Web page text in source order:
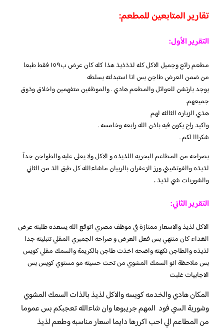
تقارير المتابعين للمطعم:
التقرير الأول:
مطعم رائع وجميل الاكل كله لذذذيذ هذا كله كان عرض ب١٥٩ فقط طبعا
من ضمن العرض طاجن بس انا استبدلته بسلطه
يوجد بارتشن للعوائل والمطعم هادي . والموظفين متفهمين واخلاق وذوق
جميعهم.
هذي الزياره الثالثه لهم
واكيد راح يكون فيه باذن الله رابعه وخامسه .
شكرااا لكم .
بصراحه من المطاعم البحريه اللذيذه و الاكل ولا يعلى عليه والطواجن جداً
لذيذه والفوتشيني ورز الزعفران بالربيان ماشاءالله كل طبق الذ من الثاني
والشوربات شي لذيذ ،
التقرير الثاني:
الاكل لذيذ والاسعار ممتازة في موظف مصري اتوقع الله يسعده طلبته عرض
الغداء كان منتهي بس فعل العرض و صراحه الجمبري المقلي تتبليته جدا
لذيذه والطاجن نكهته واضحه اخذت طاجن بالكريمة والسمك مقلي كويس
بس ملاحظة انو السمك المشوي من تحت حسيته مو مستوي كويس بس
الاجابيات غلبت
المكان هادي والخدمه كويسه والاكل لذيذ بالذات السمك المشوي
وشوربة السي فود المهم جريبوها وان شاءالله تعجبكم بس عموما
من المطاعم الي احب اكررها دايما اسعار مناسبه وطعم لذيذ